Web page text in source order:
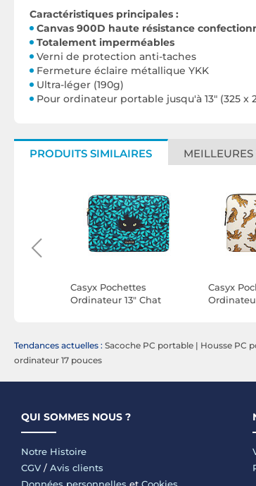
Caractéristiques principales :
Canvas 900D haute résistance
Totalement imperméables
Verni de protection anti-taches
Fermeture éclaire métallique YKK
Ultra-léger (190g)
Pour ordinateur portable jusqu'à 13" (325 x
PRODUITS SIMILAIRES MEILLEURES
Casyx Pochettes
Ordinateur 13" Chat
Casyx
Tendances actuelles : Sacoche PC portable | Housse PC
ordinateur 17 pouces
QUI SOMMES NOUS ?
Notre Histoire
CGV / Avis clients
Données personnelles et Cookies